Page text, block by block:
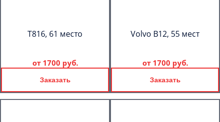
T816, 61 место
от 1700 руб.
Заказать
Volvo B12, 55 мест
от 1700 руб.
Заказать